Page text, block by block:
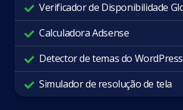
Verificador de Disponibilidade
Calculadora Adsense
Detector de temas do WordPress
Simulador de resolução de tela